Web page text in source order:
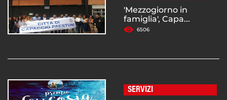
'Mezzogiorno in
famiglia', Capa...
6506
SERVIZI